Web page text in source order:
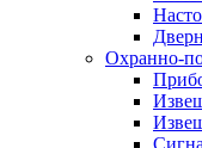
Охранно-